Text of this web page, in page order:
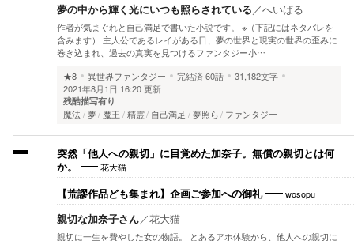
夢の中から輝く光にいつも照らされている ／へいばる
作者が気まぐれと自己満足で書いた小説です。 ※（下記にはネタバレを
含みます） 主人公であるレイがある日、夢の世界と現実の世界の歪みに
巻き込まれ、過去の真実を見つけるファンタジー小…
★8
異世界ファンタジー 完結済60話
31,182文字
2021年8月1日 16:20 更新
残酷描写有り
魔法 夢 魔王 精霊 自己満足 夢照ら ファンタジー
突然「他人への親切」に目覚めた加奈子。無償の親切とは何
か。
花大猫
【荒謬作品ども集まれ】企画ご参加への御礼 wosopu
親切な加奈子さん／花大猫
親切に一生を費やした女の物語。 とあるアホ体験から、他人への親切に